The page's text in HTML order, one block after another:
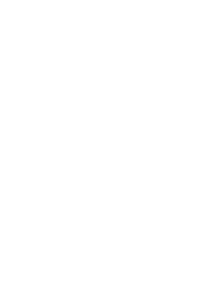
máy sẽ đo nhiệt độ và độ
không dùng dây nhiệt